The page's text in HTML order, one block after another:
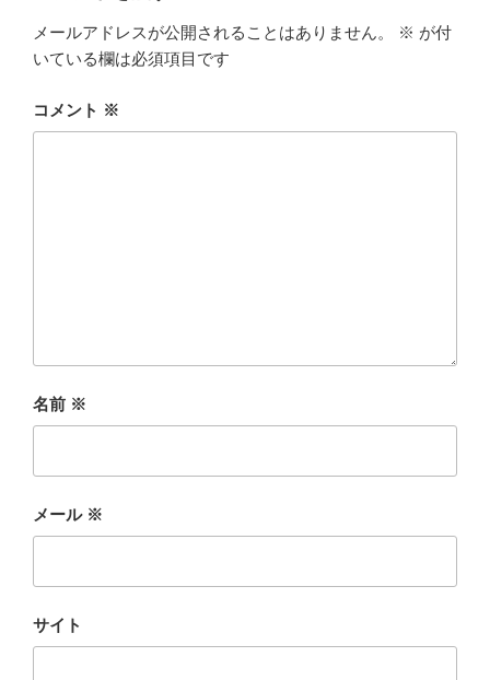
メールアドレスが公開されることはありません。 ※ が付
いている欄は必須項目です
コメント ※
名前 ※
メール ※
サイト